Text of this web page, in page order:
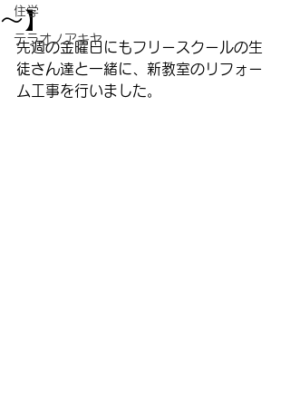
住学
テラオノアキヤ
～】
先週の金曜日にもフリースクールの生
徒さん達と一緒に、新教室のリフォー
ム工事を行いました。